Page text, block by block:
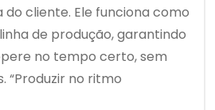
cliente. Ele funciona como
de produção, garantindo
no tempo certo, sem
“Produzir no ritmo